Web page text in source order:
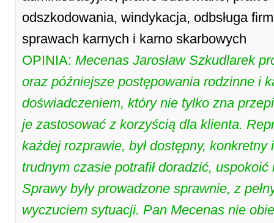
odszkodowania, windykacja, odbsługa
sprawach karnych i karno skarbowych
OPINIA: Mecenas Jarosław Szkudlarek
oraz późniejsze postępowania rodzinne i
doświadczeniem, który nie tylko zna
je zastosować z korzyścią dla klienta.
każdej rozprawie, był dostępny,
trudnym czasie potrafił doradzić,
Sprawy były prowadzone sprawnie, z
wyczuciem sytuacji. Pan Mecenas nie